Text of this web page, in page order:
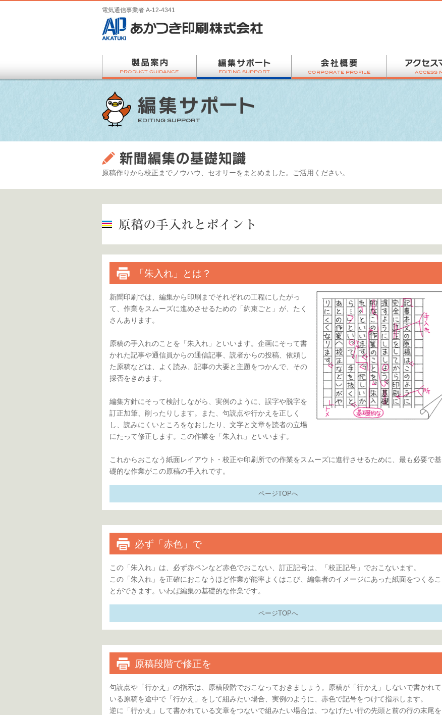
電気通信事業者 A-12-4341
原稿作りから校正までノウハウ、セオリーをまとめました。ご活用ください。
「朱入れ」とは？
新聞印刷では、編集から印刷までそれぞれの工程にしたがっ
て、作業をスムーズに進めさせるための「約束ごと」が、たく
さんあります。
原稿の手入れのことを「朱入れ」といいます。企画にそって書
かれた記事や通信員からの通信記事、読者からの投稿、依頼し
た原稿などは、よく読み、記事の大要と主題をつかんで、その
採否をきめます。
編集方針にそって検討しながら、実例のように、誤字や脱字を
訂正加筆、削ったりします。また、句読点や行かえを正しく
し、読みにくいところをなおしたり、文字と文章を読者の立場
にたって修正します。この作業を「朱入れ」といいます。
これからおこなう紙面レイアウト・校正や印刷所での作業をスムーズに進行させるために、最も必要で基
礎的な作業がこの原稿の手入れです。
ページTOPへ
必ず「赤色」で
この「朱入れ」は、必ず赤ペンなど赤色でおこない、訂正記号は、「校正記号」でおこないます。
この「朱入れ」を正確におこなうほど作業が能率よくはこび、編集者のイメージにあった紙面をつくるこ
とができます。いわば編集の基礎的な作業です。
ページTOPへ
原稿段階で修正を
句読点や「行かえ」の指示は、原稿段階でおこなっておきましょう。原稿が「行かえ」しないで書かれて
いる原稿を途中で「行かえ」をして組みたい場合、実例のように、赤色で記号をつけて指示します。
逆に「行かえ」して書かれている文章をつないで組みたい場合は、つなげたい行の先頭と前の行の末尾を